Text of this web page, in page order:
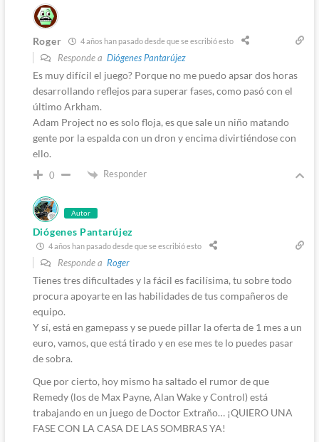
Roger 4 años han pasado desde que se escribió esto
Responde a Diógenes Pantarújez
Es muy difícil el juego? Porque no me puedo apsar dos horas
desarrollando reflejos para superar fases, como pasó con el
último Arkham.
Adam Project no es solo floja, es que sale un niño matando
gente por la espalda con un dron y encima divirtiéndose con
ello.
0 Responder
Autor
Diógenes Pantarújez
4 años han pasado desde que se escribió esto
Responde a Roger
Tienes tres dificultades y la fácil es facilísima, tu sobre todo
procura apoyarte en las habilidades de tus compañeros de
equipo.
Y sí, está en gamepass y se puede pillar la oferta de 1 mes a un
euro, vamos, que está tirado y en ese mes te lo puedes pasar
de sobra.
Que por cierto, hoy mismo ha saltado el rumor de que
Remedy (los de Max Payne, Alan Wake y Control) está
trabajando en un juego de Doctor Extraño… ¡QUIERO UNA
FASE CON LA CASA DE LAS SOMBRAS YA!